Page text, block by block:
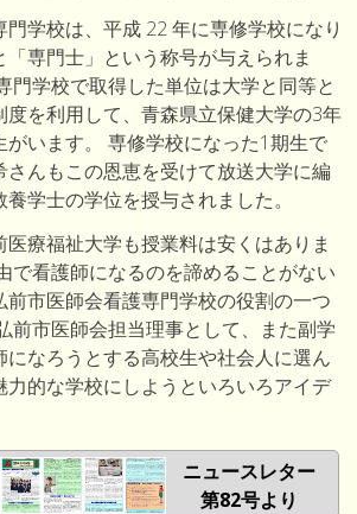
学校は、平成 22 年に専修学校になり
「専門士」という称号が与えられま
門学校で取得した単位は大学と同等と
度を利用して、青森県立保健大学の3年
います。 専修学校になった1期生で
さんもこの恩恵を受けて放送大学に編
学士の学位を授与されました。
療福祉大学も授業料は安くはありま
で看護師になるのを諦めることがない
前市医師会看護専門学校の役割の一つ
前市医師会担当理事として、また副学
なろうとする高校生や社会人に選ん
力的な学校にしようといろいろアイデ
ニュースレター
第82号より